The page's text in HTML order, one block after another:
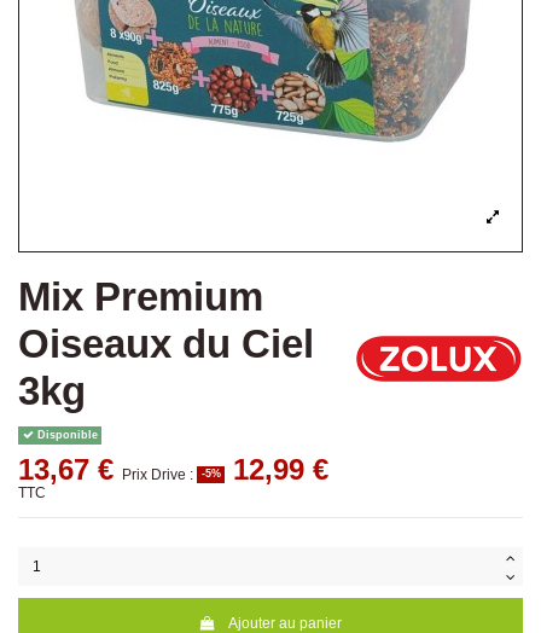
Mix Premium
Oiseaux du Ciel
3kg
Disponible
13,67 € Prix Drive : -5% 12,99 €
TTC
Ajouter au panier